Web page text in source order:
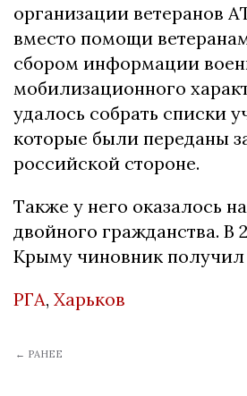
организации ветеранов
вместо помощи
сбором информации
мобилизационного
удалось собрать списки
которые были переданы
российской стороне.
Также у него оказалось
двойного гражданства. В
Крыму чиновник получил
РГА, Харьков
← РАНЕЕ